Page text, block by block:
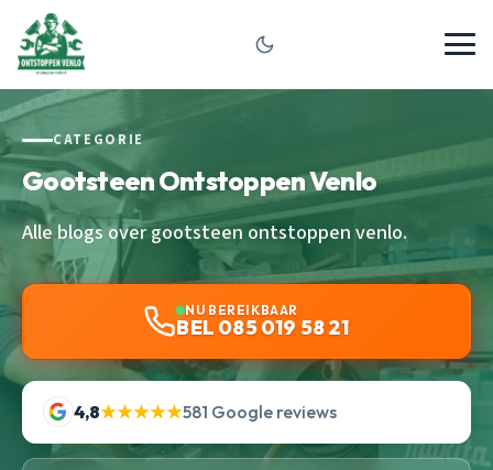
CATEGORIE
Gootsteen Ontstoppen Venlo
Alle blogs over gootsteen ontstoppen venlo.
NU BEREIKBAAR
BEL 085 019 58 21
4,8★★★★★581 Google reviews